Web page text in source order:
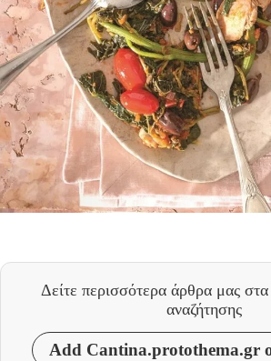
Δείτε περισσότερα άρθρα μας
αναζήτησης
Add Cantina.protothema.gr